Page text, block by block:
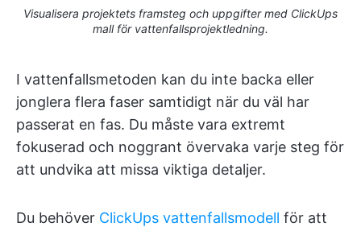
Visualisera projektets framsteg och uppgifter med ClickUps
mall för vattenfallsprojektledning.
I vattenfallsmetoden kan du inte backa eller
jonglera flera faser samtidigt när du väl har
passerat en fas. Du måste vara extremt
fokuserad och noggrant övervaka varje steg för
att undvika att missa viktiga detaljer.
Du behöver ClickUps vattenfallsmodell för att